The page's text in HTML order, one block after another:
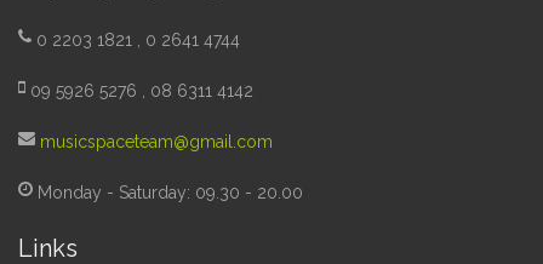
0 2203 1821 , 0 2641 4744
09 5926 5276 , 08 6311 4142
musicspaceteam@gmail.com
Monday - Saturday: 09.30 - 20.00
Links